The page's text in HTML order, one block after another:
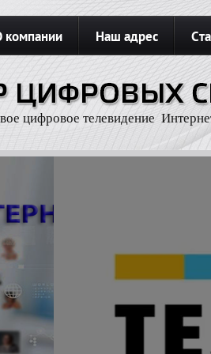
компании Наш адрес
Карта сайта
цифровое телевидение